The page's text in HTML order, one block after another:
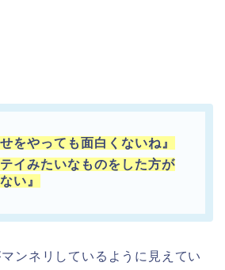
をやっても面白くないね』
テイみたいなものをした方が
い』
ンネリしているように見えてい